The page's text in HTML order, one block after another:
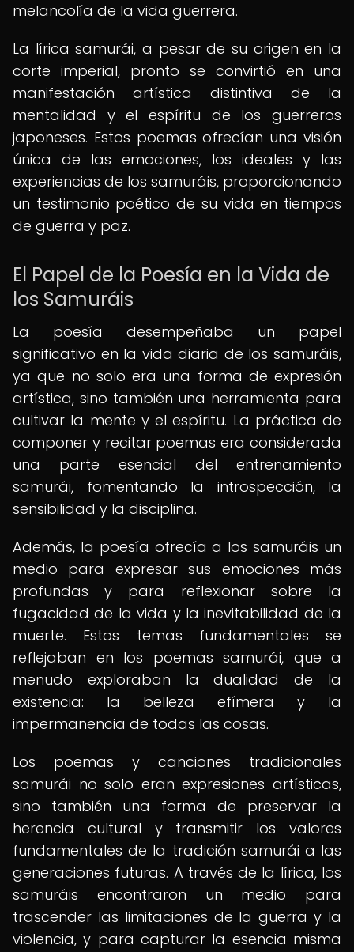
melancolía de la vida guerrera.
La lírica samurái, a pesar de su origen en la
corte imperial, pronto se convirtió en una
manifestación artística distintiva de la
mentalidad y el espíritu de los guerreros
japoneses. Estos poemas ofrecían una visión
única de las emociones, los ideales y las
experiencias de los samuráis, proporcionando
un testimonio poético de su vida en tiempos
de guerra y paz.
El Papel de la Poesía en la Vida de
los Samuráis
La poesía desempeñaba un papel
significativo en la vida diaria de los samuráis,
ya que no solo era una forma de expresión
artística, sino también una herramienta para
cultivar la mente y el espíritu. La práctica de
componer y recitar poemas era considerada
una parte esencial del entrenamiento
samurái, fomentando la introspección, la
sensibilidad y la disciplina.
Además, la poesía ofrecía a los samuráis un
medio para expresar sus emociones más
profundas y para reflexionar sobre la
fugacidad de la vida y la inevitabilidad de la
muerte. Estos temas fundamentales se
reflejaban en los poemas samurái, que a
menudo exploraban la dualidad de la
existencia: la belleza efímera y la
impermanencia de todas las cosas.
Los poemas y canciones tradicionales
samurái no solo eran expresiones artísticas,
sino también una forma de preservar la
herencia cultural y transmitir los valores
fundamentales de la tradición samurái a las
generaciones futuras. A través de la lírica, los
samuráis encontraron un medio para
trascender las limitaciones de la guerra y la
violencia, y para capturar la esencia misma